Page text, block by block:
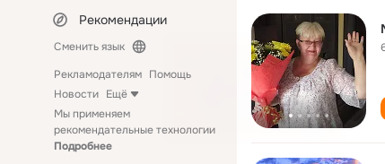
Рекомендации
Сменить язык
Рекламодателям Помощь
Новости Ещё
Мы применяем
рекомендательные технологии
Подробнее